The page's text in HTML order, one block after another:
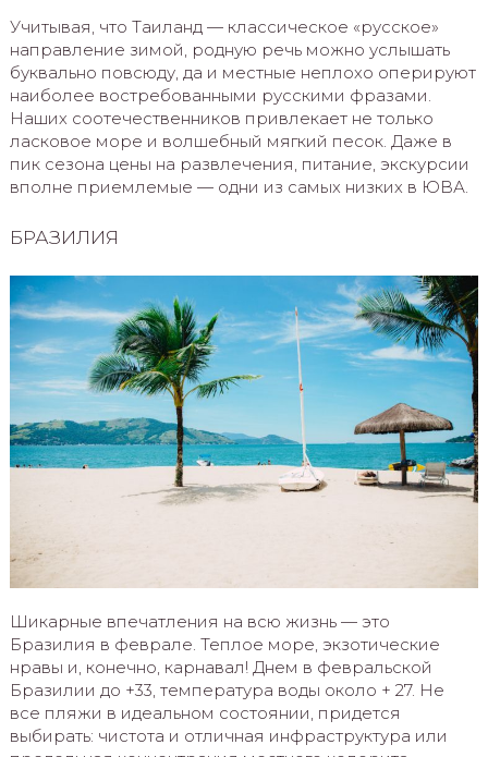
Учитывая, что Таиланд — классическое «русское»
направление зимой, родную речь можно услышать
буквально повсюду, да и местные неплохо оперируют
наиболее востребованными русскими фразами.
Наших соотечественников привлекает не только
ласковое море и волшебный мягкий песок. Даже в
пик сезона цены на развлечения, питание, экскурсии
вполне приемлемые — одни из самых низких в ЮВА.
БРАЗИЛИЯ
Шикарные впечатления на всю жизнь — это
Бразилия в феврале. Теплое море, экзотические
нравы и, конечно, карнавал! Днем в февральской
Бразилии до +33, температура воды около + 27. Не
все пляжи в идеальном состоянии, придется
выбирать: чистота и отличная инфраструктура или